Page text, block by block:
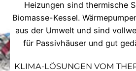
Heizungen sind thermische
Biomasse-Kessel.
aus der Umwelt und sind
für Passivhäuser und gut
KLIMA-LÖSUNGEN VOM